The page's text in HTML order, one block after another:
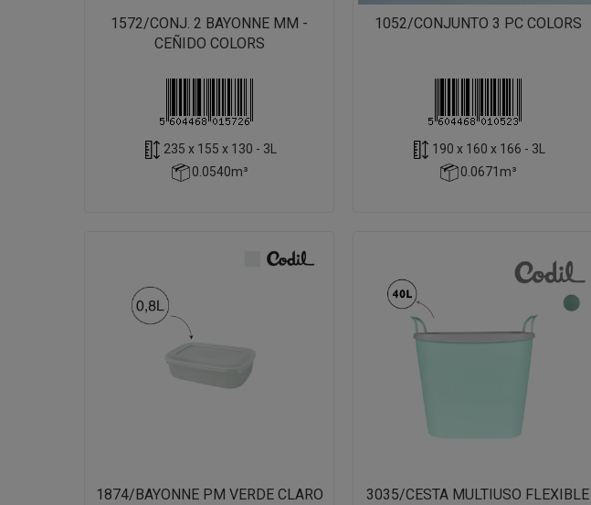
1572/CONJ. 2 BAYONNE MM -
CEÑIDO COLORS
235 x 155 x 130 - 3L
0.0540m³
1052/CONJUNTO 3 PC COLORS
190 x 160 x 166 - 3L
0.0671m³
1874/BAYONNE PM VERDE CLARO
3035/CESTA MULTIUSO FLEXIBLE